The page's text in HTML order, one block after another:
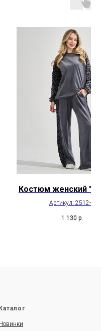
Костюм женский
Артикул: 2512-В
1 130 р.
Каталог